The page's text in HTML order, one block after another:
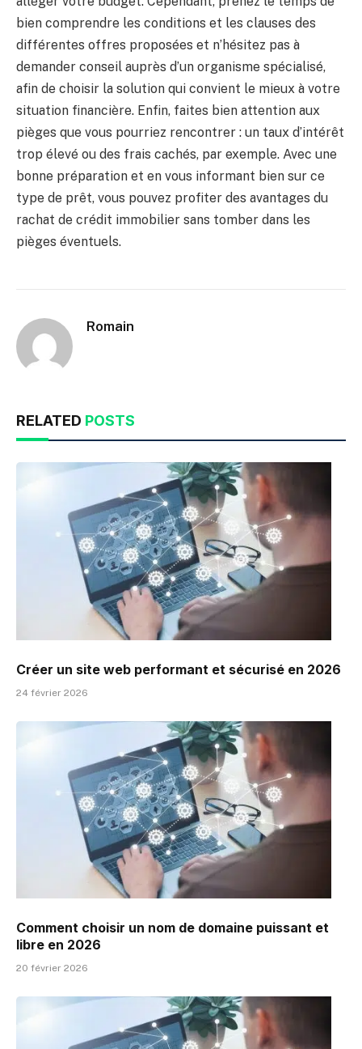
bien comprendre les conditions et les clauses des
différentes offres proposées et n’hésitez pas à
demander conseil auprès d’un organisme spécialisé,
afin de choisir la solution qui convient le mieux à votre
situation financière. Enfin, faites bien attention aux
pièges que vous pourriez rencontrer : un taux d’intérêt
trop élevé ou des frais cachés, par exemple. Avec une
bonne préparation et en vous informant bien sur ce
type de prêt, vous pouvez profiter des avantages du
rachat de crédit immobilier sans tomber dans les
pièges éventuels.
Romain
RELATED POSTS
Créer un site web performant et sécurisé en 2026
24 février 2026
Comment choisir un nom de domaine puissant et
libre en 2026
20 février 2026